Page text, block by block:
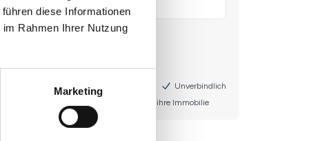
diese Informationen
Rahmen Ihrer Nutzung
Marketing